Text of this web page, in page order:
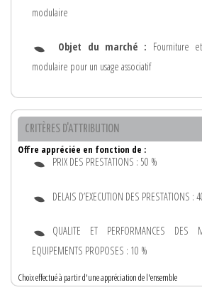
modulaire
Objet du marché : Fourniture
modulaire pour un usage associatif
CRITÈRES D'ATTRIBUTION
Offre appréciée en fonction de :
PRIX DES PRESTATIONS : 50 %
DELAIS D’EXECUTION DES PRESTATIONS :
QUALITE ET PERFORMANCES DES
EQUIPEMENTS PROPOSES : 10 %
Choix effectué à partir d'une appréciation de l'ensemble